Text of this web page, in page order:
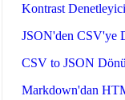
Kontrast
JSON'den CSV'ye
CSV to JSON
Markdown'dan